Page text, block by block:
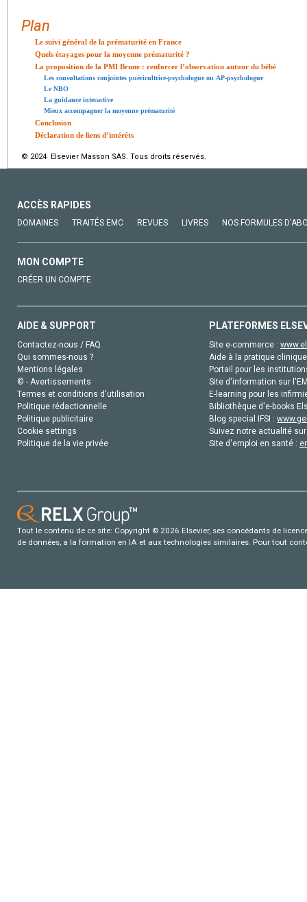
Plan
Le suivi général de la prématurité en France
Quels étayages pour la moyenne prématurité ?
La proposition de la PMI Brune : renforcer l’observation autour du bébé
Les consultations conjointes puéricultrice-psychologue ou AP-psychologue
Le NBO
La guidance interactive
Mieux accompagner la moyenne prématurité
Conclusion
Déclaration de liens d’intérêts
© 2024 Elsevier Masson SAS. Tous droits réservés.
ACCÈS RAPIDES
DOMAINES TRAITÉS EMC REVUES LIVRES NOS FORMULES
MON COMPTE
CRÉER UN COMPTE
AIDE & SUPPORT
Contactez-nous / FAQ
Qui sommes-nous ?
Mentions légales
© - Avertissements
Termes et conditions d'utilisation
Politique rédactionnelle
Politique publicitaire
Cookie settings
Politique de la vie privée
PLATEFORMES
Site e-commerce :
Aide à la pratique
Portail pour les
Site d'information sur
E-learning pour les
Bibliothèque d'e-books
Blog special IFSI :
Suivez notre actualité
Site d'emploi en santé :
Tout le contenu de ce site: Copyright © 2026 Elsevier, ses concédants de
de données, a la formation en IA et aux technologies similaires. Pour tout